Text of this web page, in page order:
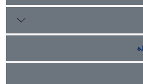
مانعی اضافی برای دستیابی به آن‌ها